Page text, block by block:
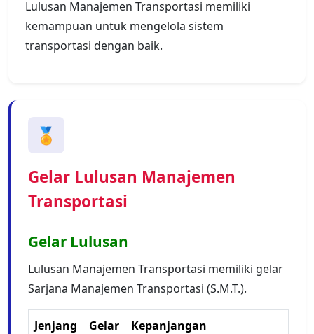
Lulusan Manajemen Transportasi memiliki
kemampuan untuk mengelola sistem
transportasi dengan baik.
🏅
Gelar Lulusan Manajemen
Transportasi
Gelar Lulusan
Lulusan Manajemen Transportasi memiliki gelar
Sarjana Manajemen Transportasi (S.M.T.).
Jenjang Gelar Kepanjangan